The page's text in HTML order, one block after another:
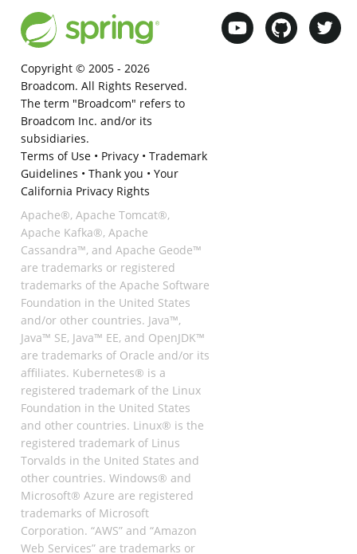
Copyright © 2005 - 2026
Broadcom. All Rights Reserved.
The term "Broadcom" refers to
Broadcom Inc. and/or its
subsidiaries.
Terms of Use• Privacy• Trademark
Guidelines • Thank you • Your
California Privacy Rights
Apache®, Apache Tomcat®,
Apache Kafka®, Apache
Cassandra™, and Apache Geode™
are trademarks or registered
trademarks of the Apache Software
Foundation in the United States
and/or other countries. Java™,
Java™ SE, Java™ EE, and OpenJDK™
are trademarks of Oracle and/or its
affiliates. Kubernetes® is a
registered trademark of the Linux
Foundation in the United States
and other countries. Linux® is the
registered trademark of Linus
Torvalds in the United States and
other countries. Windows® and
Microsoft® Azure are registered
trademarks of Microsoft
Corporation. “AWS” and “Amazon
Web Services” are trademarks or